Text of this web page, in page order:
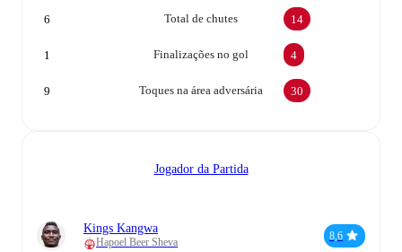
Total de chutes
6 14
Finalizações no gol
1 4
Toques na área adversária
9 30
Jogador da Partida
Kings Kangwa
Hapoel Beer Sheva
8,6